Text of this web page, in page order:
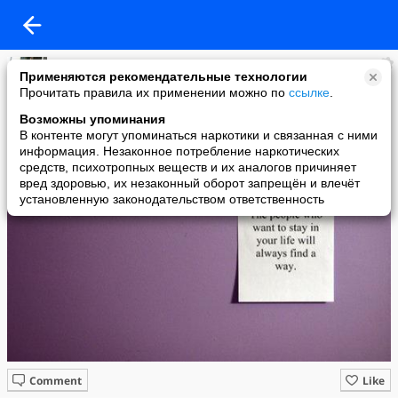
Применяются рекомендательные технологии
Прочитать правила их применении можно по ссылке
Возможны упоминания
В контенте могут упоминаться наркотики и связанная с ними
информация. Незаконное потребление наркотических
средств, психотропных веществ и их аналогов причиняет
вред здоровью, их незаконный оборот запрещён и влечёт
установленную законодательством ответственность
Ольга Шушулкова
added a photo
22 Jul в 22:41
Like
Comment